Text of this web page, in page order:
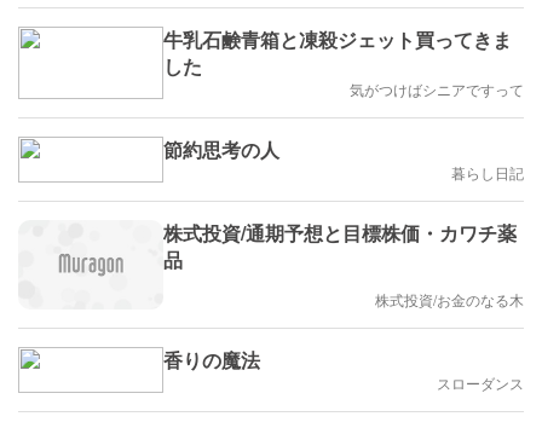
牛乳石鹸青箱と凍殺ジェット買ってきま
した
気がつけばシニアですって
節約思考の人
暮らし日記
株式投資/通期予想と目標株価・カワチ薬
品
株式投資/お金のなる木
香りの魔法
スローダンス